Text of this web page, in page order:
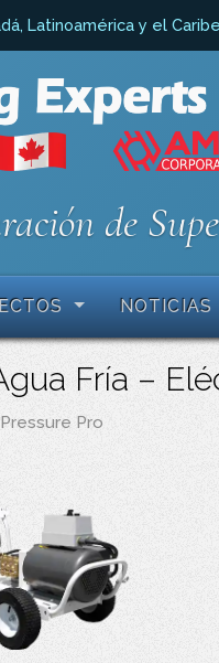
Latinoamérica y el Caribe
de
NOTICIAS
Fría –
Pressure Pro